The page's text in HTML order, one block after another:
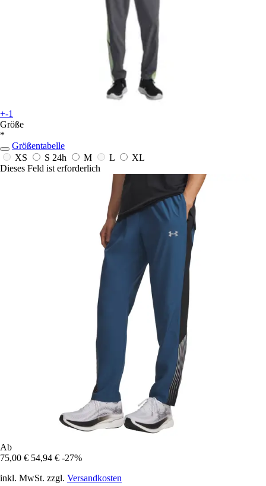
+-1
Größe
*
Größentabelle
XS
S 24h M L
XL
Dieses Feld ist erforderlich
Ab
75,00 € 54,94 € -27%
inkl. MwSt. zzgl. Versandkosten